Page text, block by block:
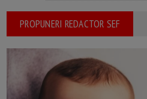
PROPUNERI REDACTOR SEF